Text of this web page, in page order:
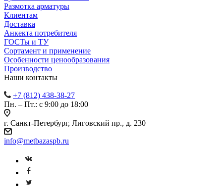
Размотка арматуры
Клиентам
Доставка
Анкекта потребителя
ГОСТы и ТУ
Сортамент и применение
Особенности ценообразования
Производство
Наши контакты
+7 (812) 438-38-27
Пн. – Пт.: с 9:00 до 18:00
г. Санкт-Петербург, Лиговский пр., д. 230
info@metbazaspb.ru